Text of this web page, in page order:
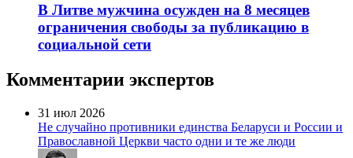
В Литве мужчина осужден на 8 месяцев
ограничения свободы за публикацию в
социальной сети
Комментарии экспертов
31 июл 2026
Не случайно противники единства Беларуси и России и
Православной Церкви часто одни и те же люди